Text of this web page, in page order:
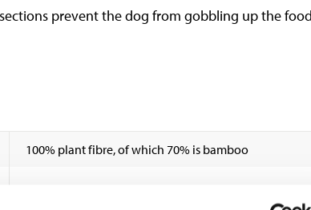
prevent the dog from gobbling up the
100% plant fibre, of which 70% is bamboo